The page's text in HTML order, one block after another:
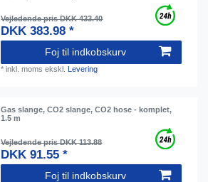
Vejledende pris DKK 433.40
DKK 383.98 *
Foj til indkobskurv
*inkl. moms ekskl. Levering
Gas slange, CO2 slange, CO2 hose - komplet,
1.5 m
Vejledende pris DKK 113.88
DKK 91.55 *
Foj til indkobskurv